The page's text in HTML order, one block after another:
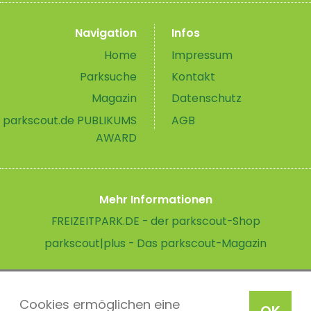
Cookies ermöglichen eine
Navigation
Home
Parksuche
Magazin
parkscout.de PUBLIKUMS
AWARD
Infos
Impressum
Kontakt
Datenschutz
AGB
Mehr Informationen
FREIZEITPARK.DE - der parkscout-Shop
parkscout|plus - Das parkscout-Magazin